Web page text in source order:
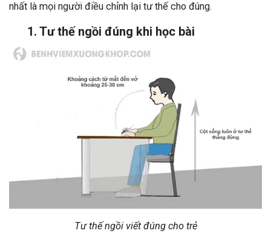
nhất là mọi người điều chỉnh lại tư thế cho đúng.
1. Tư thế ngồi đúng khi học bài
Tư thế ngồi viết đúng cho trẻ